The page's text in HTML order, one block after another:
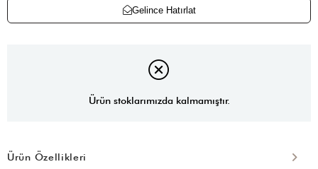
Gelince Hatırlat
Ürün stoklarımızda kalmamıştır.
Ürün Özellikleri